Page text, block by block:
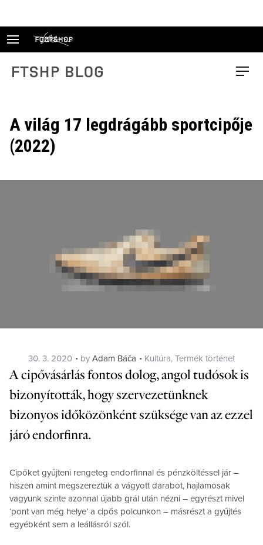
FTSHP blog Menu
A világ 17 legdrágább sportcipője
(2022)
Posted
on
30. 3. 2020 by Adam Báča Categories
Kultúra, Termék történet
A cipővásárlás fontos dolog, angol tudósok is
bizonyították, hogy szervezetünknek
bizonyos időközönként szüksége van az ezzel
járó endorfinra.
Cipőket gyűjteni rengeteg endorfinnal és pénzköltéssel jár –
hiszen amint megszereztük a vágyott darabot, hajlamosak
vagyunk szinte azonnal újabb grál után nézni – egyrészt mivel
‘pont van még helye’ a cipős polcunkon – másrészt a gyűjtés
egyébként sem a leállásról szól.